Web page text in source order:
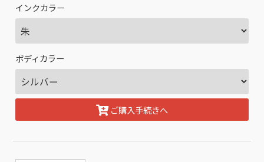
インクカラー
ボディカラー
ご購入手続きへ